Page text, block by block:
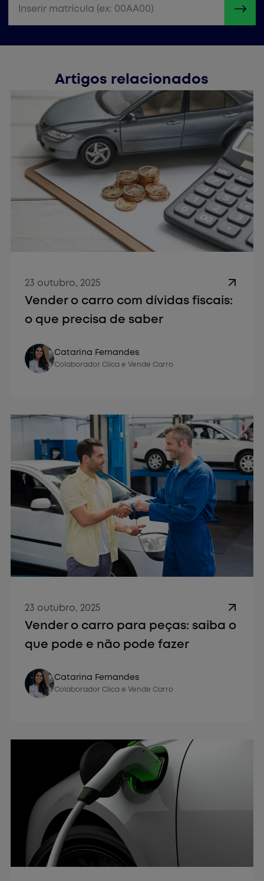
Inserir matrícula (ex: 00AA00)
Artigos relacionados
23 outubro, 2025
Vender o carro com dívidas fiscais:
o que precisa de saber
Catarina Fernandes
Colaborador Clica e Vende Carro
23 outubro, 2025
Vender o carro para peças: saiba o
que pode e não pode fazer
Catarina Fernandes
Colaborador Clica e Vende Carro